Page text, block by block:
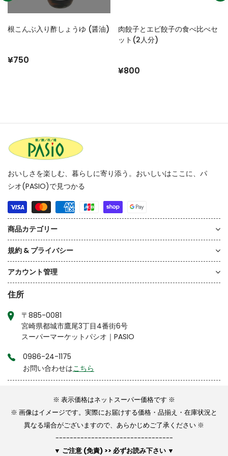
肉餃子とエビ餃子の食べ比べセ
パシオ 肉餃子 (10個入り)
おいしさを楽しむ、暮らしに寄り添う。おいしいはここに、パ
シオ(PASIO)で見つかる
商品カテゴリー
規約 & プライバシー
アカウント管理
住所
〒885-0081
宮崎県都城市鷹尾3丁目4番街6号
スーパーマーケットパシオ｜PASIO
0986-24-1175
お問い合わせはこちら
※ 表示価格はネットスーパー価格です ※
※ 画像はイメージです。実際にお届けする価格・品揃え・在庫状況と
異なる場合がございますので、あらかじめご了承ください ※
---------------------------------
▼ ご注意 (免責) >> 必ずお読み下さい ▼